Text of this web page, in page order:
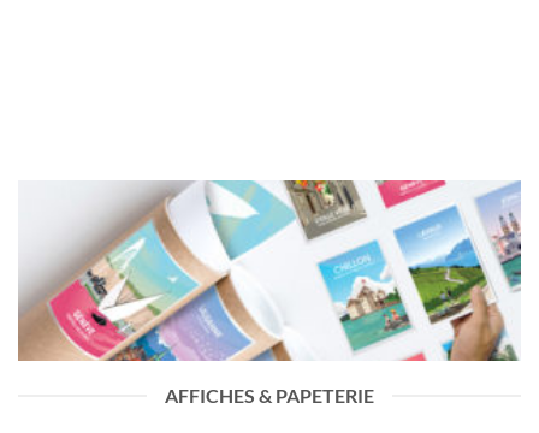
AFFICHES & PAPETERIE